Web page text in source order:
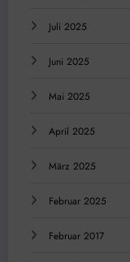
Juli 2025
Juni 2025
Mai 2025
April 2025
März 2025
Februar 2025
Februar 2017